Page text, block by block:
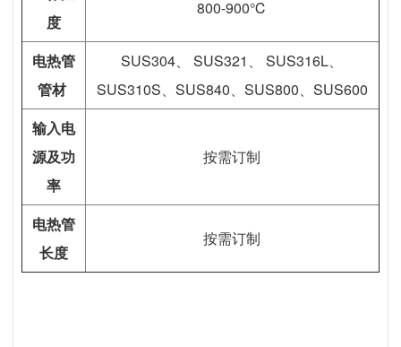
度
800-900℃
电热管
管材
SUS304、 SUS321、 SUS316L、
SUS310S、SUS840、SUS800、SUS600
输入电
源及功
率
按需订制
电热管
长度
按需订制